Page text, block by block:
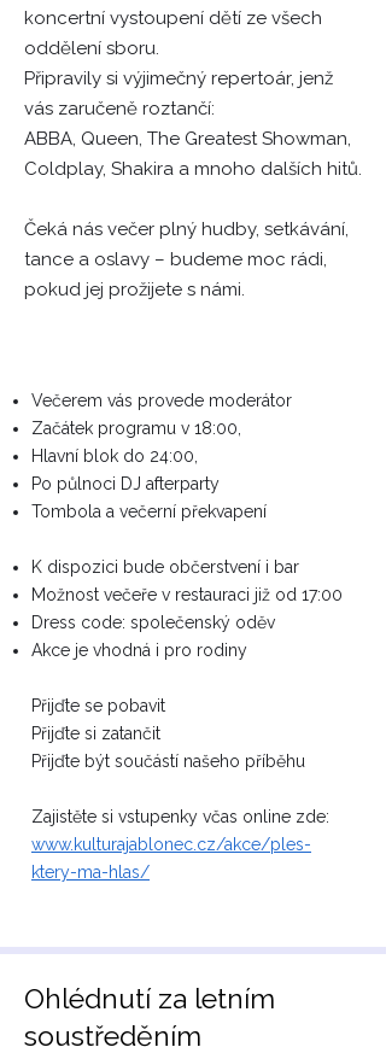
koncertní vystoupení dětí ze všech
oddělení sboru.
Připravily si výjimečný repertoár, jenž
vás zaručeně roztančí:
ABBA, Queen, The Greatest Showman,
Coldplay, Shakira a mnoho dalších hitů.
Čeká nás večer plný hudby, setkávání,
tance a oslavy – budeme moc rádi,
pokud jej prožijete s námi.
Večerem vás provede moderátor
Začátek programu v 18:00,
Hlavní blok do 24:00,
Po půlnoci DJ afterparty
Tombola a večerní překvapení
K dispozici bude občerstvení i bar
Možnost večeře v restauraci již od 17:00
Dress code: společenský oděv
Akce je vhodná i pro rodiny
Přijďte se pobavit
Přijďte si zatančit
Přijďte být součástí našeho příběhu
Zajistěte si vstupenky včas online zde:
www.kulturajablonec.cz/akce/ples-
ktery-ma-hlas/
Ohlédnutí za letním
soustředěním